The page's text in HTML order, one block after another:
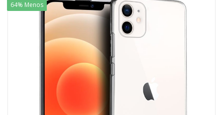
64% Menos